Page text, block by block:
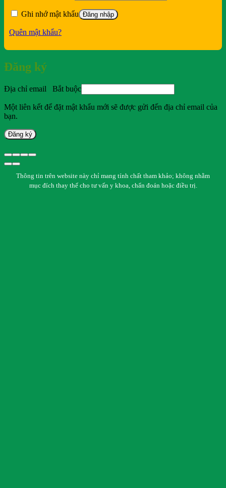
Ghi nhớ mật khẩu Đăng nhập
Quên mật khẩu?
Đăng ký
Địa chỉ email Bắt buộc
Một liên kết để đặt mật khẩu mới sẽ được gửi đến địa chỉ email của
bạn.
Đăng ký
Thông tin trên website này chỉ mang tính chất tham khảo; không nhằm
mục đích thay thế cho tư vấn y khoa, chẩn đoán hoặc điều trị.